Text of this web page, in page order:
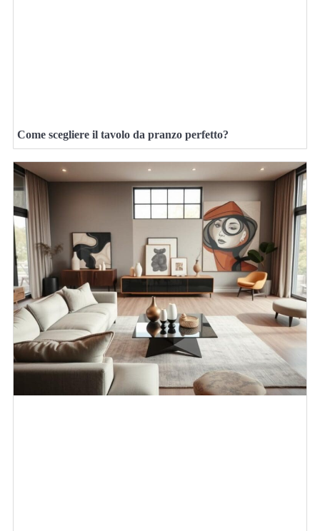
Come scegliere il tavolo da pranzo perfetto?